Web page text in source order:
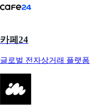
카페24
글로벌 전자상거래 플랫폼